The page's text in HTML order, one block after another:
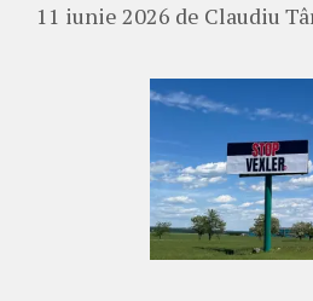
11 iunie 2026 de Claudiu